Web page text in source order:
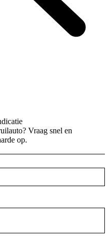
Vraag snel en
op.